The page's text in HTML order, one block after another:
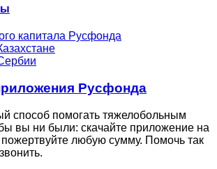
капитала Русфонда
Русфонда
способ помогать тяжелобольным
вы ни были: скачайте приложение на
любую сумму. Помочь так